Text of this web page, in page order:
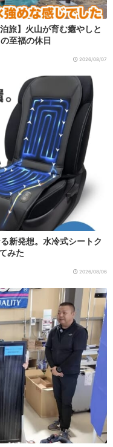
旅】火山が育む癒やしと
至福の休日
2026/08/07
新発想。水冷式シートク
みた
2026/08/06